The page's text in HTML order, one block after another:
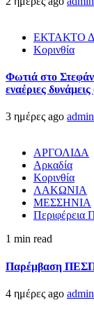
ΕΚΤΑΚΤΟ
Κορινθία
Φωτιά στο
εναέριες
3 ημέρες ago admin
ΑΡΓΟΛΙΔΑ
Αρκαδία
Κορινθία
ΛΑΚΩΝΙΑ
ΜΕΣΣΗΝΙΑ
Περιφέρεια
1 min read
Παρέμβαση
4 ημέρες ago admin